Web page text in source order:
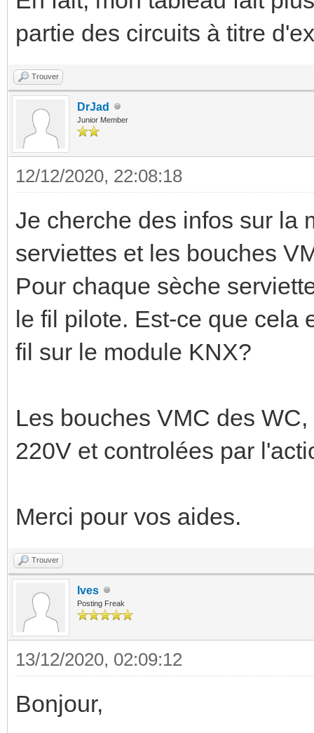
partie des circuits à titre
Trouver
DrJad
Junior Member
12/12/2020, 22:08:18
Je cherche des infos sur la
serviettes et les bouches
Pour chaque sèche
le fil pilote. Est-ce que cela
fil sur le module KNX?
Les bouches VMC des
220V et controlées par
Merci pour vos aides.
Trouver
Ives
Posting Freak
13/12/2020, 02:09:12
Bonjour,